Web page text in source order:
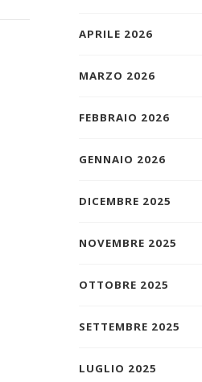
APRILE 2026
MARZO 2026
FEBBRAIO 2026
GENNAIO 2026
DICEMBRE 2025
NOVEMBRE 2025
OTTOBRE 2025
SETTEMBRE 2025
LUGLIO 2025